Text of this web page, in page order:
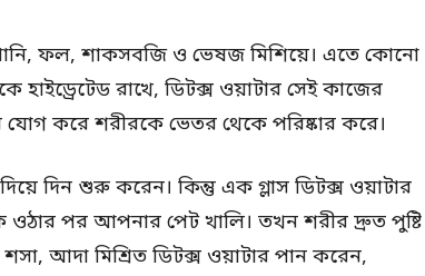
ফল, শাকসবজি ও ভেষজ মিশিয়ে। এতে কোনো
হাইড্রেটেড রাখে, ডিটক্স ওয়াটার সেই কাজের
যোগ করে শরীরকে ভেতর থেকে পরিষ্কার করে।
দিন শুরু করেন। কিন্তু এক গ্লাস ডিটক্স ওয়াটার
পর আপনার পেট খালি। তখন শরীর দ্রুত পুষ্টি
আদা মিশ্রিত ডিটক্স ওয়াটার পান করেন,